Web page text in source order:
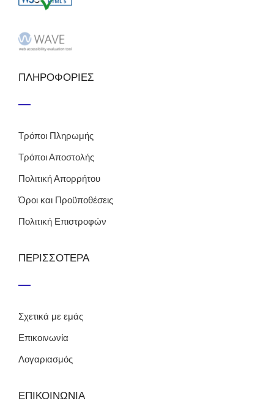
ΠΛΗΡΟΦΟΡΙΕΣ
Τρόποι Πληρωμής
Τρόποι Αποστολής
Πολιτική Απορρήτου
Όροι και Προϋποθέσεις
Πολιτική Επιστροφών
ΠΕΡΙΣΣΟΤΕΡΑ
Σχετικά με εμάς
Επικοινωνία
Λογαριασμός
ΕΠΙΚΟΙΝΩΝΙΑ